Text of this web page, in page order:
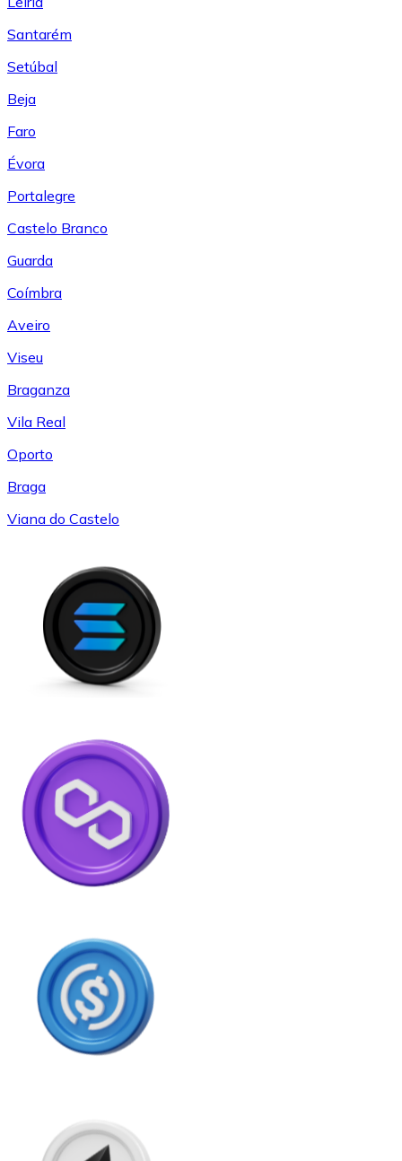
Santarém
Setúbal
Beja
Faro
Évora
Portalegre
Castelo Branco
Guarda
Coímbra
Aveiro
Viseu
Braganza
Vila Real
Oporto
Braga
Viana do Castelo